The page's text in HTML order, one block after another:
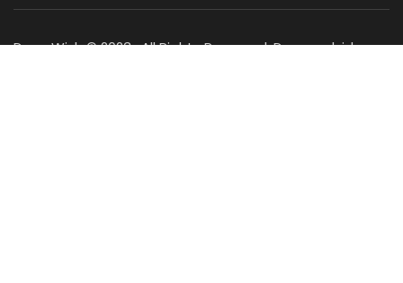
Dogs Wish © 2023 . All Rights Reserved. Desenvolvido por